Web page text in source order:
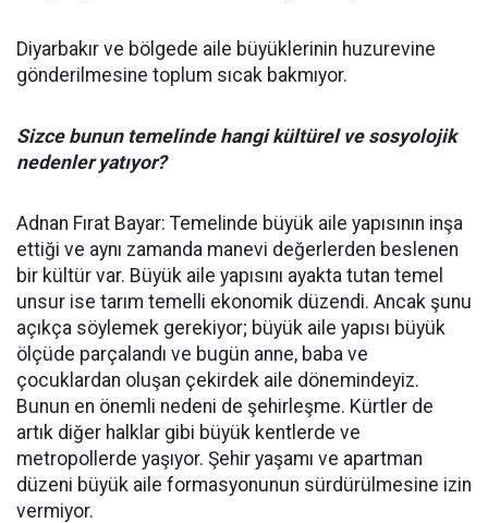
Diyarbakır ve bölgede aile büyüklerinin huzurevine
gönderilmesine toplum sıcak bakmıyor.
Sizce bunun temelinde hangi kültürel ve sosyolojik
nedenler yatıyor?
Adnan Fırat Bayar: Temelinde büyük aile yapısının inşa
ettiği ve aynı zamanda manevi değerlerden beslenen
bir kültür var. Büyük aile yapısını ayakta tutan temel
unsur ise tarım temelli ekonomik düzendi. Ancak şunu
açıkça söylemek gerekiyor; büyük aile yapısı büyük
ölçüde parçalandı ve bugün anne, baba ve
çocuklardan oluşan çekirdek aile dönemindeyiz.
Bunun en önemli nedeni de şehirleşme. Kürtler de
artık diğer halklar gibi büyük kentlerde ve
metropollerde yaşıyor. Şehir yaşamı ve apartman
düzeni büyük aile formasyonunun sürdürülmesine izin
vermiyor.